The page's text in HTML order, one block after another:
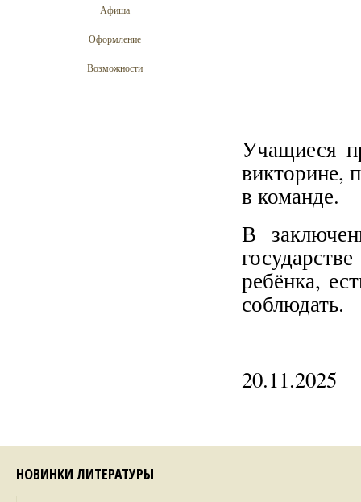
Учащиеся
викторине,
в команде.
В
ребёнка,
соблюдать.
20.11.2025
Афиша
Оформление
Возможности
НОВИНКИ ЛИТЕРАТУРЫ